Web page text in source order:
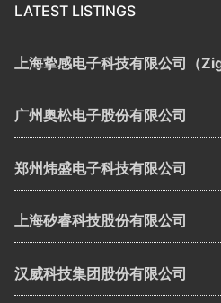
LATEST LISTINGS
上海挚感电子科技有限公司（
广州奥松电子股份有限公司
郑州炜盛电子科技有限公司
上海矽睿科技股份有限公司
汉威科技集团股份有限公司